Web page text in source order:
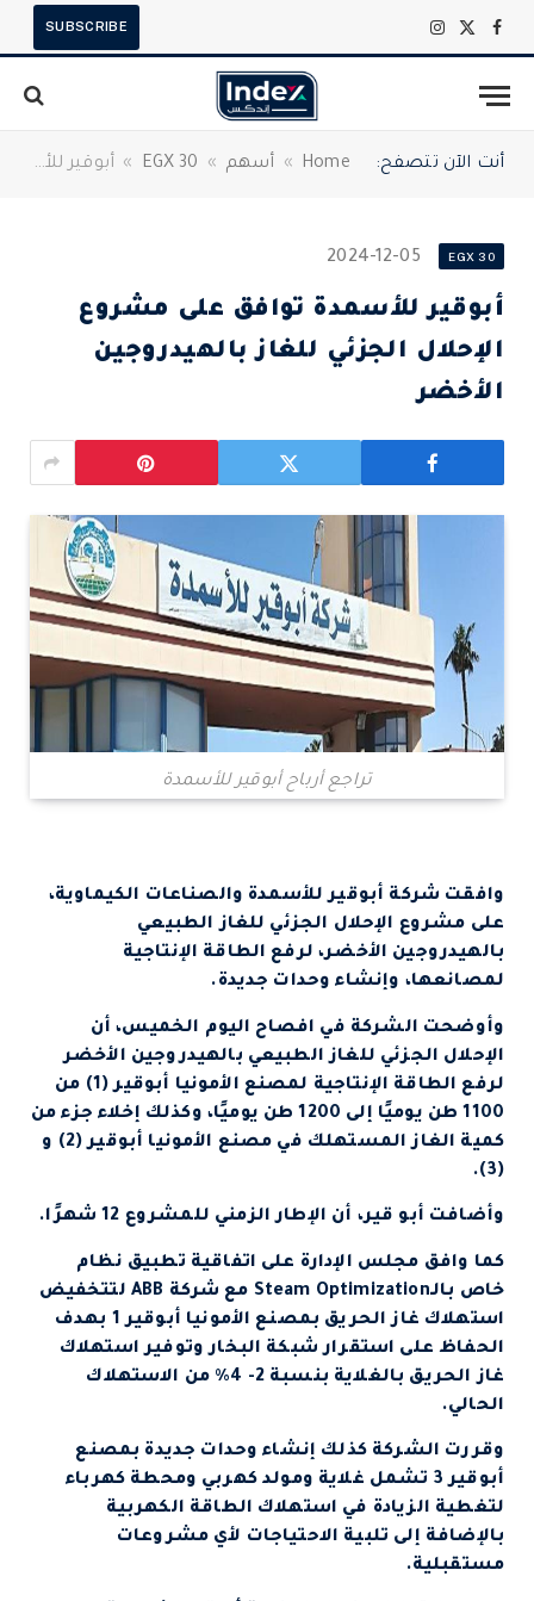
فيسبوك
X
الانستغرام
SUBSCRIBE
أنت الآن تتصفح: Home
» أسهم »
EGX 30
» أبوقير للأسمدة توافق على مشروع الإحلال الجزئي للغاز بالهيدروجين الأخضر
EGX 30
2024-12-05
أبوقير للأسمدة توافق على مشروع
الإحلال الجزئي للغاز بالهيدروجين
الأخضر
تراجع أرباح أبوقير للأسمدة
وافقت شركة أبوقير للأسمدة والصناعات الكيماوية،
على مشروع الإحلال الجزئي للغاز الطبيعي
بالهيدروجين الأخضر، لرفع الطاقة الإنتاجية
لمصانعها، وإنشاء وحدات جديدة.
وأوضحت الشركة في افصاح اليوم الخميس، أن
الإحلال الجزئي للغاز الطبيعي بالهيدروجين الأخضر
لرفع الطاقة الإنتاجية لمصنع الأمونيا أبوقير (1) من
1100 طن يوميًا إلى 1200 طن يوميًا، وكذلك إخلاء جزء من
كمية الغاز المستهلك في مصنع الأمونيا أبوقير (2) و
(3).
وأضافت أبو قير، أن الإطار الزمني للمشروع 12 شهرًا.
كما وافق مجلس الإدارة على اتفاقية تطبيق نظام
خاص بالـSteam Optimization مع شركة ABB لتتخفيض
استهلاك غاز الحريق بمصنع الأمونيا أبوقير 1 بهدف
الحفاظ على استقرار شبكة البخار وتوفير استهلاك
غاز الحريق بالغلاية بنسبة 2- 4% من الاستهلاك
الحالي.
وقررت الشركة كذلك إنشاء وحدات جديدة بمصنع
أبوقير 3 تشمل غلاية ومولد كهربي ومحطة كهرباء
لتغطية الزيادة في استهلاك الطاقة الكهربية
بالإضافة إلى تلبية الاحتياجات لأي مشروعات
مستقبلية.